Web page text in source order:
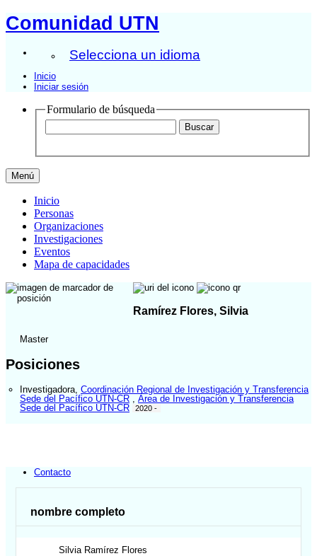
Comunidad UTN
Selecciona un idioma
Inicio
Iniciar sesión
Formulario de búsqueda
Menú
Inicio
Personas
Organizaciones
Investigaciones
Eventos
Mapa de capacidades
Ramírez Flores, Silvia
Master
Posiciones
Investigadora Coordinación Regional de Investigación y Transferencia
Sede del Pacífico UTN-CR
Área de Investigación y Transferencia
Sede del Pacífico UTN-CR
2020 -
Contacto
nombre completo
Silvia Ramírez Flores